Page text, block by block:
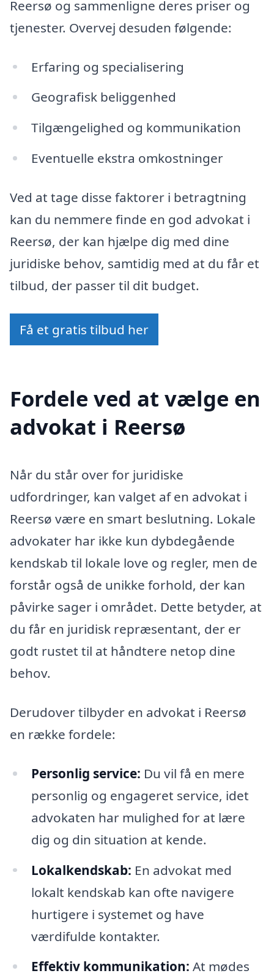
Reersø og sammenligne deres priser og
tjenester. Overvej desuden følgende:
Erfaring og specialisering
Geografisk beliggenhed
Tilgængelighed og kommunikation
Eventuelle ekstra omkostninger
Ved at tage disse faktorer i betragtning
kan du nemmere finde en god advokat i
Reersø, der kan hjælpe dig med dine
juridiske behov, samtidig med at du får et
tilbud, der passer til dit budget.
Få et gratis tilbud her
Fordele ved at vælge en
advokat i Reersø
Når du står over for juridiske
udfordringer, kan valget af en advokat i
Reersø være en smart beslutning. Lokale
advokater har ikke kun dybdegående
kendskab til lokale love og regler, men de
forstår også de unikke forhold, der kan
påvirke sager i området. Dette betyder, at
du får en juridisk repræsentant, der er
godt rustet til at håndtere netop dine
behov.
Derudover tilbyder en advokat i Reersø
en række fordele:
Personlig service: Du vil få en mere
personlig og engageret service, idet
advokaten har mulighed for at lære
dig og din situation at kende.
Lokalkendskab: En advokat med
lokalt kendskab kan ofte navigere
hurtigere i systemet og have
værdifulde kontakter.
Effektiv kommunikation: At mødes